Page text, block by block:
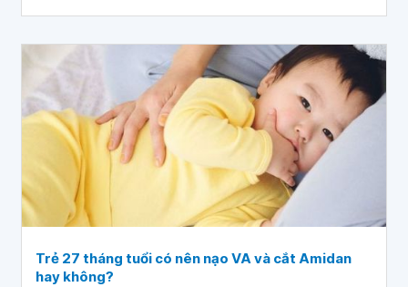
Trẻ 27 tháng tuổi có nên nạo VA và cắt Amidan
hay không?